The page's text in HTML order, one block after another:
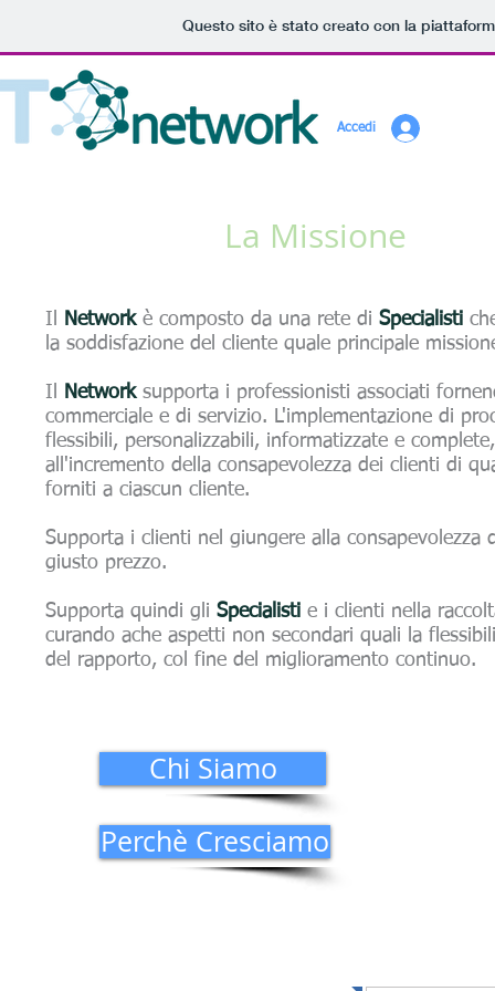
Questo sito è stato creato con la
Accedi
La Missione
Il Networkè composto da una rete di Specialisti
la soddisfazione del cliente quale principale
Il Networksupporta i professionisti associati
commerciale e di servizio. L'implementazione di
flessibili, personalizzabili, informatizzate e
all'incremento della consapevolezza dei clienti di
forniti a ciascun cliente.
Supporta i clienti nel giungere alla
giusto prezzo.
Supporta quindi gli Specialisti e i clienti nella
curando ache aspetti non secondari quali la
del rapporto, col fine del miglioramento continuo.
Chi Siamo
Perchè Cresciamo